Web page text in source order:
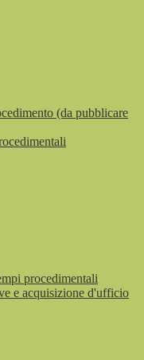
(da pubblicare
procedimentali
e acquisizione d'ufficio